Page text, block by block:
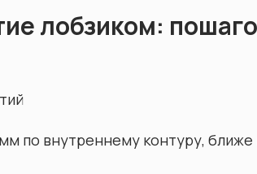
лобзиком:
по внутреннему контуру, ближе